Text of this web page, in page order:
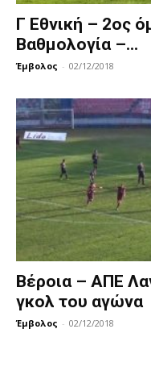
Γ Εθνική – 2ος
Βαθμολογία –...
Έμβολος - 02/12/2018
Βέροια – ΑΠΕ
γκολ του αγώνα
Έμβολος - 02/12/2018